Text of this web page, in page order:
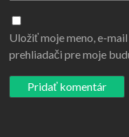
Uložiť moje meno, e-
prehliadači pre moje